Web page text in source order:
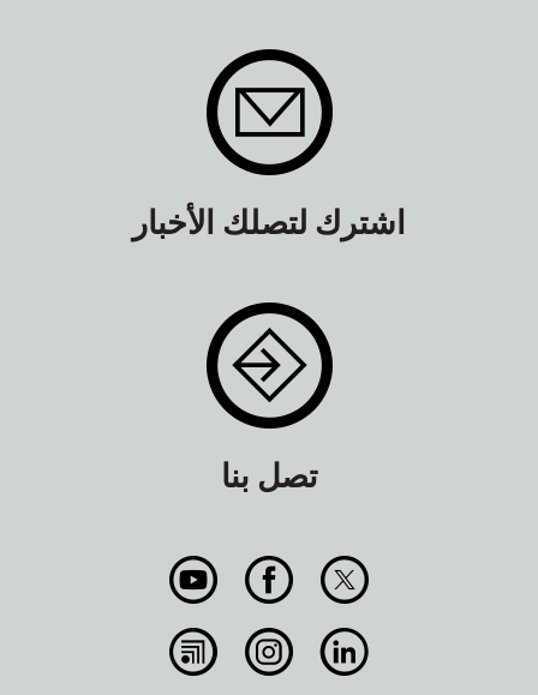
اشترك لتصلك الأخبار
تصل بنا